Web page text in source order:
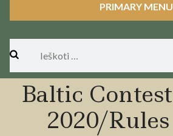
PRIMARY MENU
Ieškoti:
Baltic
2020/Rules